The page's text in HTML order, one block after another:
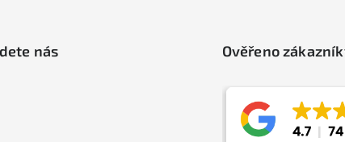
nás Ověřeno